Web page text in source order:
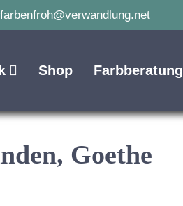
farbenfroh@verwandlung.net
Shop Farbberatung
Goethe